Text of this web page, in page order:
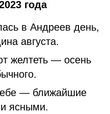
года
в Андреев день,
августа.
желтеть — осень
— ближайшие
ясными.